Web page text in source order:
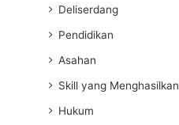
Deliserdang
Pendidikan
Asahan
Skill yang Menghasilkan
Hukum